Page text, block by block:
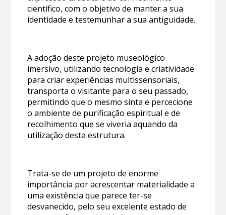
científico, com o objetivo de manter a sua
identidade e testemunhar a sua antiguidade.
A adoção deste projeto museológico
imersivo, utilizando tecnologia e criatividade
para criar experiências multissensoriais,
transporta o visitante para o seu passado,
permitindo que o mesmo sinta e percecione
o ambiente de purificação espiritual e de
recolhimento que se viveria aquando da
utilização desta estrutura.
Trata-se de um projeto de enorme
importância por acrescentar materialidade a
uma existência que parece ter-se
desvanecido, pelo seu excelente estado de